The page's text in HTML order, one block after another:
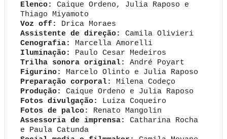
Elenco:
Caique Ordeno, Julia Raposo e
Thiago Miyamoto
Voz off:
Drica Moraes
Assistente de direção:
Camila Olivieri
Cenografia:
Marcella Amorelli
Iluminação:
Paulo Cesar Medeiros
Trilha sonora original:
André Poyart
Figurino:
Marcelo Olinto e Julia Raposo
Preparação corporal: Milena Codeço
Produção:
Caique Ordeno e Julia Raposo
Fotos divulgação: Luiza Coqueiro
Fotos de palco: Renato Mangolin
Assessoria de imprensa:
Catharina Rocha
e Paula Catunda